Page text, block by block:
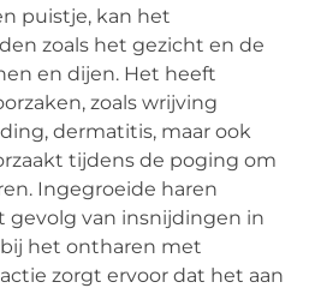
puistje, kan het
zoals het gezicht en de
en dijen. Het heeft
zoals wrijving
dermatitis, maar ook
tijdens de poging om
Ingegroeide haren
gevolg van insnijdingen in
het ontharen met
zorgt ervoor dat het aan